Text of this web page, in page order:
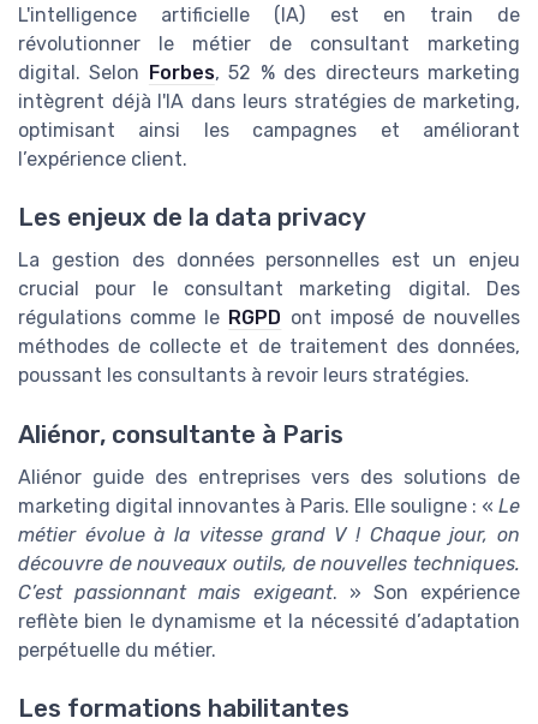
L'intelligence artificielle (IA) est en train de
révolutionner le métier de consultant marketing
digital. Selon Forbes, 52 % des directeurs marketing
intègrent déjà l'IA dans leurs stratégies de marketing,
optimisant ainsi les campagnes et améliorant
l’expérience client.
Les enjeux de la data privacy
La gestion des données personnelles est un enjeu
crucial pour le consultant marketing digital. Des
régulations comme le RGPD ont imposé de nouvelles
méthodes de collecte et de traitement des données,
poussant les consultants à revoir leurs stratégies.
Aliénor, consultante à Paris
Aliénor guide des entreprises vers des solutions de
marketing digital innovantes à Paris. Elle souligne : « Le
métier évolue à la vitesse grand V ! Chaque jour, on
découvre de nouveaux outils, de nouvelles techniques.
C’est passionnant mais exigeant. » Son expérience
reflète bien le dynamisme et la nécessité d’adaptation
perpétuelle du métier.
Les formations habilitantes